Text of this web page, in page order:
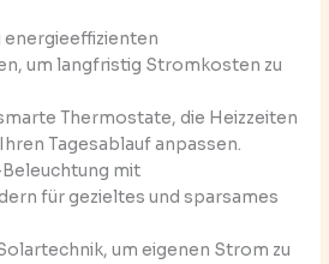
energieeffizienten
um langfristig Stromkosten zu
Thermostate, die Heizzeiten
Tagesablauf anpassen.
Beleuchtung mit
für gezieltes und sparsames
um eigenen Strom zu